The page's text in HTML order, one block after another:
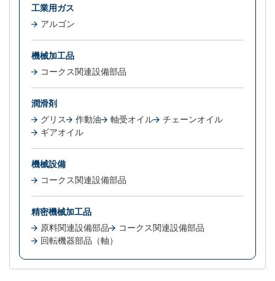
工業用ガス
アルゴン
機械加工品
コークス関連設備部品
潤滑剤
グリス
作動油 軸受オイル
チェーンオイル
ギアオイル
機械設備
コークス関連設備部品
精密機械加工品
原料関連設備部品
コークス関連設備部品
回転機器部品（軸）